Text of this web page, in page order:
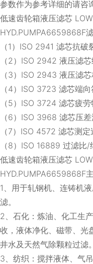
参数作为参考详细的请咨
低速齿轮箱液压滤芯
HYD.PUMPA6659868F
（1）ISO 2941 滤芯抗
（2）ISO 2942 液压滤
（3）ISO 2943 液压滤
（4）ISO 3723 滤芯端
（5）ISO 3724 滤芯疲
（6）ISO 3968 滤芯压
（7）ISO 4572 滤芯测
（8）ISO 16889 过滤比/
低速齿轮箱液压滤芯
HYD.PUMPA6659868F
1、用于轧钢机、连铸机
滤。
2、石化：炼油、化工生
收，液体净化、磁带、光
井水及天然气除颗粒过滤。
3、纺织：搅拌液体、气